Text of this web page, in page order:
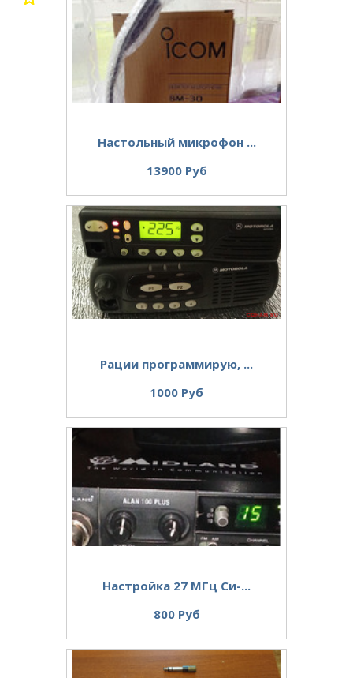
Настольный микрофон ...
13900 Руб
Рации программирую, ...
1000 Руб
Настройка 27 МГц Си-...
800 Руб